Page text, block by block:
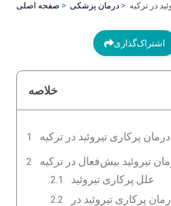
صفحه اصلی درمان پزشکی در ترکیه
اشتراک‌گذاری
خلاصه
پرکاری تیروئید در ترکیه
تیروئید بیش‌فعال در ترکیه
علل پرکاری تیروئید
پرکاری تیروئید در